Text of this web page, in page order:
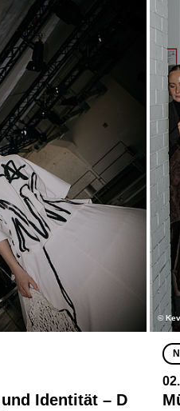
Identität – D
©